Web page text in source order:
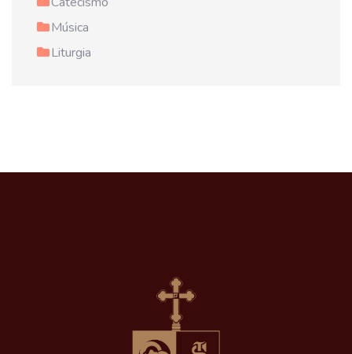
Música
Liturgia